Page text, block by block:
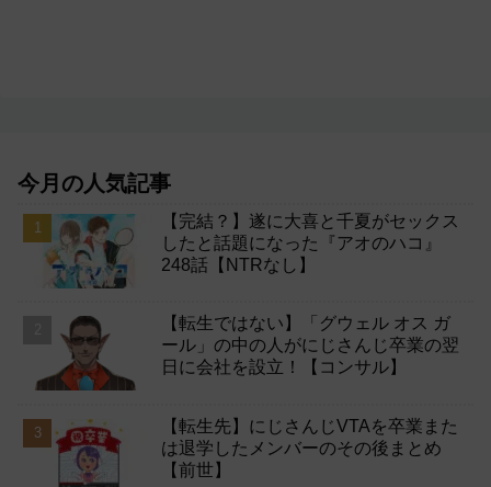
今月の人気記事
【完結？】遂に大喜と千夏がセックス
したと話題になった『アオのハコ』
248話【NTRなし】
【転生ではない】「グウェル オス ガ
ール」の中の人がにじさんじ卒業の翌
日に会社を設立！【コンサル】
【転生先】にじさんじVTAを卒業また
は退学したメンバーのその後まとめ
【前世】